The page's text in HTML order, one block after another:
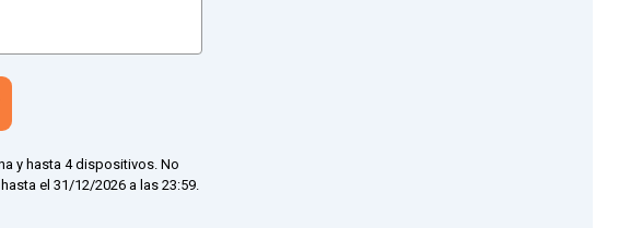
y hasta 4 dispositivos. No
el 31/12/2026 a las 23:59.